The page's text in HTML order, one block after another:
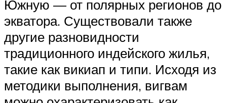
Южную — от полярных регионов до
экватора. Существовали также
другие разновидности
традиционного индейского жилья,
такие как викиап и типи. Исходя из
методики выполнения, вигвам